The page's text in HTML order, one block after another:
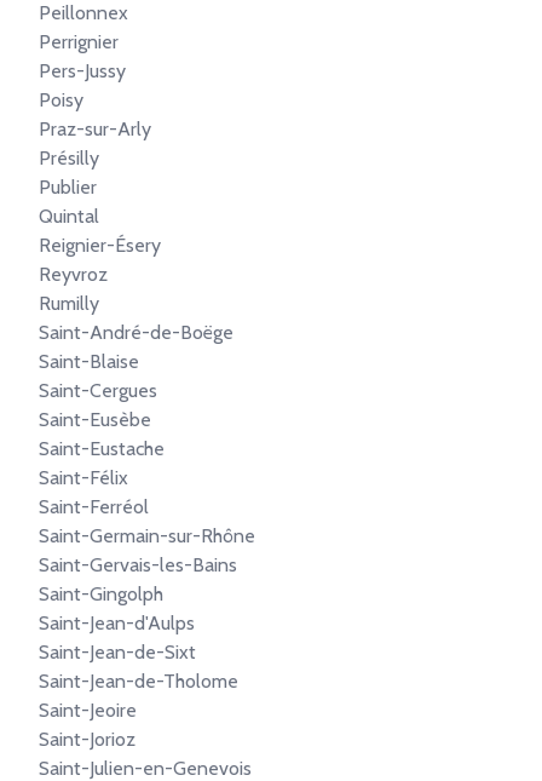
Peillonnex
Perrignier
Pers-Jussy
Poisy
Praz-sur-Arly
Présilly
Publier
Quintal
Reignier-Ésery
Reyvroz
Rumilly
Saint-André-de-Boëge
Saint-Blaise
Saint-Cergues
Saint-Eusèbe
Saint-Eustache
Saint-Félix
Saint-Ferréol
Saint-Germain-sur-Rhône
Saint-Gervais-les-Bains
Saint-Gingolph
Saint-Jean-d'Aulps
Saint-Jean-de-Sixt
Saint-Jean-de-Tholome
Saint-Jeoire
Saint-Jorioz
Saint-Julien-en-Genevois